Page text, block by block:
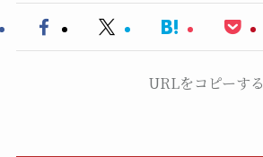
URLをコピーする